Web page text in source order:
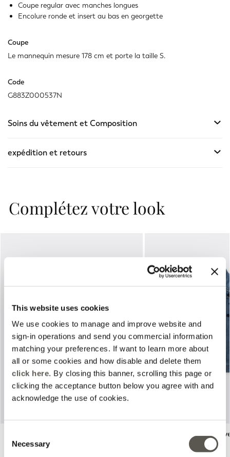
This website uses cookies
We use cookies to manage and improve website and
sign-in operations and send you commercial information
matching your preferences. If want to learn more about
all or some cookies and how disable and delete them
click here. By closing this banner, scrolling this page or
clicking the acceptance button below you agree with and
acknowledge the use of cookies.
Selection
Necessary
Coupe regular avec manches longues
Encolure ronde et insert au bas en georgette
Coupe
Le mannequin mesure 178 cm et porte la taille S.
Code
G883Z000537N
Soins du vêtement et Composition
expédition et retours
Complétez votre look
Bleu
Veste boxy en denim
Price reduced from
€137,50
Previous